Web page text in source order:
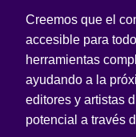
Creemos que el
accesible para
herramientas
ayudando a la
editores y artistas
potencial a través